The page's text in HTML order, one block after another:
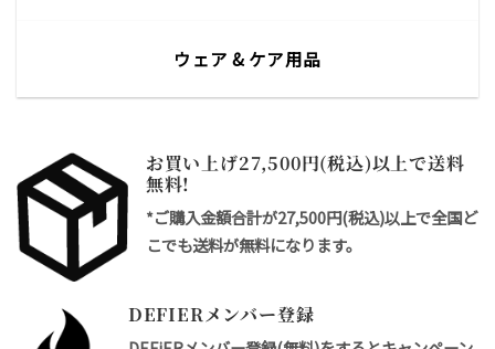
ウェア & ケア用品
お買い上げ27,500円(税込)以上で送料
無料!
*ご購入金額合計が27,500円(税込)以上で全国ど
こでも送料が無料になります。
DEFIERメンバー登録